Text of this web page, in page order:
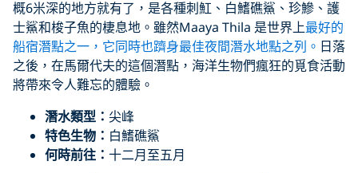
概6米深的地方就有了，是各種刺魟、白鰭礁鯊、珍鰺、護
士鯊和梭子魚的棲息地。雖然Maaya Thila 是世界上最好的
船宿潛點之一，它同時也躋身最佳夜間潛水地點之列。 日落
之後，在馬爾代夫的這個潛點，海洋生物們瘋狂的覓食活動
將帶來令人難忘的體驗。
潛水類型： 尖峰
特色生物： 白鰭礁鯊
何時前往： 十二月至五月